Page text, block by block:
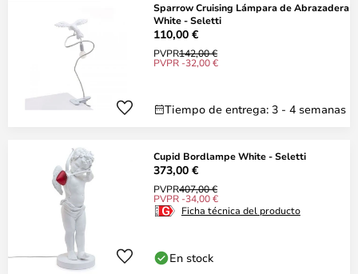
Sparrow Cruising Lámpara de Abrazadera
White - Seletti
110,00 €
PVPR142,00 €
PVPR -32,00 €
Tiempo de entrega: 3 - 4 semanas
Cupid Bordlampe White - Seletti
373,00 €
PVPR407,00 €
PVPR -34,00 €
Ficha técnica del producto
En stock